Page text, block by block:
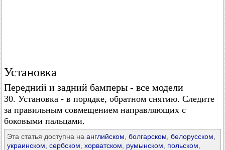
Установка
Передний и задний бамперы - все модели
30. Установка - в порядке, обратном снятию. Следите
за правильным совмещением направляющих с
боковыми пальцами.
Эта статья доступна на английском болгарском белорусском
украинском сербском хорватском румынском польском